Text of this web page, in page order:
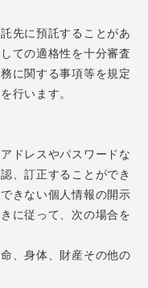
先に預託することがあ
ての適格性を十分審査
に関する事項等を規定
行います。
ドレスやパスワードな
、訂正することができ
きない個人情報の開示
に従って、次の場合を
、身体、財産その他の